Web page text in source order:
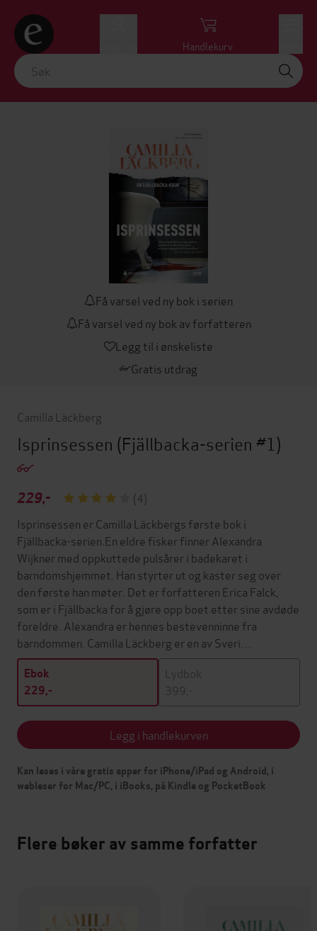
Handlekurv
Få varsel ved ny bok i serien
Få varsel ved ny bok av forfatteren
Legg til i ønskeliste
Gratis utdrag
Camilla Läckberg
Isprinsessen (Fjällbacka-serien #1)
229,-
(4)
Isprinsessen er Camilla Läckbergs første bok i
Fjällbacka-serien.En eldre fisker finner Alexandra
Wijkner med oppkuttede pulsårer i badekaret i
barndomshjemmet. Han styrter ut og kaster seg over
den første han møter. Det er forfatteren Erica Falck,
som er i Fjällbacka for å gjøre opp boet etter sine avdøde
foreldre. Alexandra er hennes bestevenninne fra
barndommen. Camilla Läckberg er en av Sveri…
Ebok
229,-
Lydbok
399,-
Legg i handlekurven
Kan leses i våre gratis apper for iPhone/iPad og Android, i
webleser for Mac/PC, i iBooks, på Kindle og PocketBook
Flere bøker av samme forfatter